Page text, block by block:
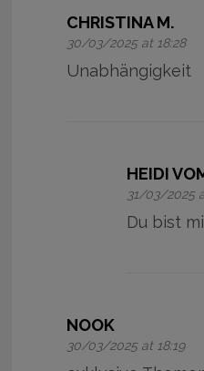
CHRISTINA M.
30/03/2025 at 18:28
Unabhängigkeit
HEIDI
31/03/2025
Du bist
NOOK
30/03/2025 at 18:19